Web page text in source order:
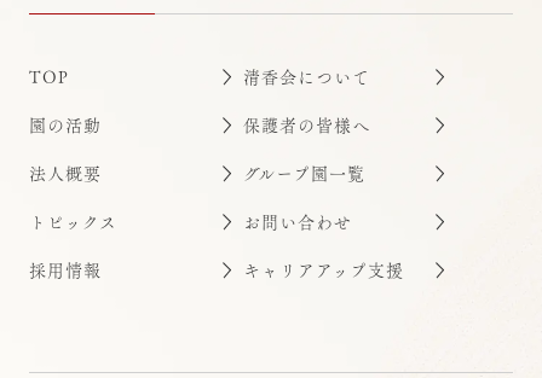
TOP 清香会について
園の活動 保護者の皆様へ
法人概要 グループ園一覧
トピックス お問い合わせ
採用情報 キャリアアップ支援